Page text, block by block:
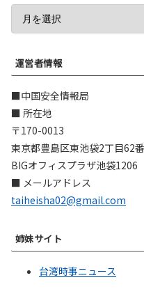
運営者情報
■中国安全情報局
■ 所在地
〒170-0013
東京都豊島区東池袋2丁目62
BIGオフィスプラザ池袋1206
■ メールアドレス
taiheisha02@gmail.com
姉妹サイト
台湾時事ニュース